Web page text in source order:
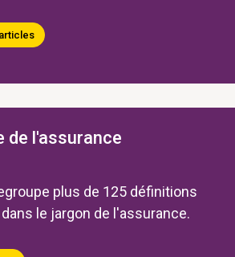
de l'assurance
plus de 125 définitions
le jargon de l'assurance.